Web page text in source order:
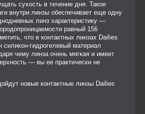
сухость в течение дня. Такое
внутри линзы обеспечивает еще одну
линз характеристику —
равный 156
что в контактных линзах Dailies
силикон-гидрогелевый материал
чему линза очень мягкая и имеет
— вы ее практически не
новые контактные линзы Dailies